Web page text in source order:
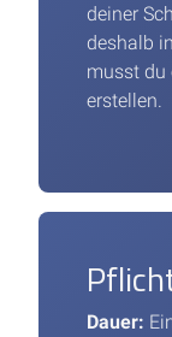
deiner
deshalb
musst du
erstellen.
Dauer: